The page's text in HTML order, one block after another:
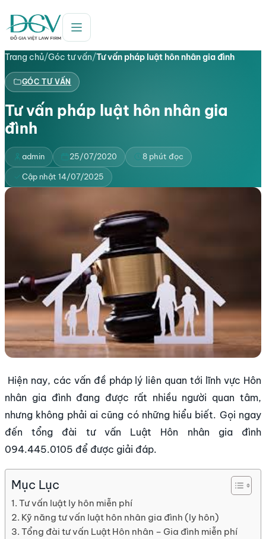
Trang chủ/Góc tư vấn/Tư vấn pháp luật hôn nhân gia đình
GÓC TƯ VẤN
Tư vấn pháp luật hôn nhân gia
đình
admin 25/07/2020 8 phút đọc
Cập nhật 14/07/2025
Hiện nay, các vấn đề pháp lý liên quan tới lĩnh vực Hôn
nhân gia đình đang được rất nhiều người quan tâm,
nhưng không phải ai cũng có những hiểu biết. Gọi ngay
đến tổng đài tư vấn Luật Hôn nhân gia đình
094.445.0105 để được giải đáp.
Mục Lục
Tư vấn luật ly hôn miễn phí
Kỹ năng tư vấn luật hôn nhân gia đình (ly hôn)
Tổng đài tư vấn Luật Hôn nhân – Gia đình miễn phí